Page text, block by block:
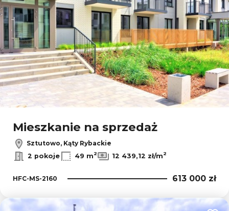
Mieszkanie na sprzedaż
Sztutowo, Kąty Rybackie
2 pokoje
49 m2 12 439,12 zł/m2
HFC-MS-2160 613 000 zł